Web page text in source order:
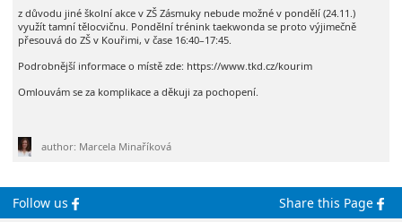
z důvodu jiné školní akce v ZŠ Zásmuky nebude možné v pondělí (24.11.)
využít tamní tělocvičnu. Pondělní trénink taekwonda se proto výjimečně
přesouvá do ZŠ v Kouřimi, v čase 16:40–17:45.
Podrobnější informace o místě zde: https://www.tkd.cz/kourim
Omlouvám se za komplikace a děkuji za pochopení.
author: Marcela Minaříková
Follow us Share this Page